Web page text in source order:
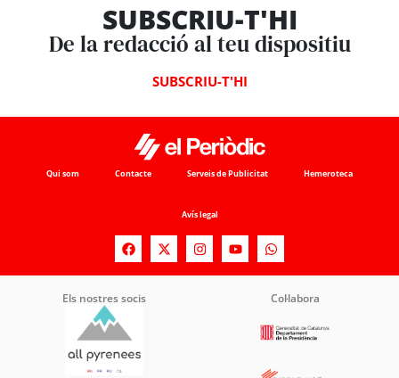
SUBSCRIU-T'HI
De la redacció al teu dispositiu
SUBSCRIU-T'HI
Qui som Contacte Serveis de Publicitat Hemeroteca
Avís legal
Els nostres socis Col·labora